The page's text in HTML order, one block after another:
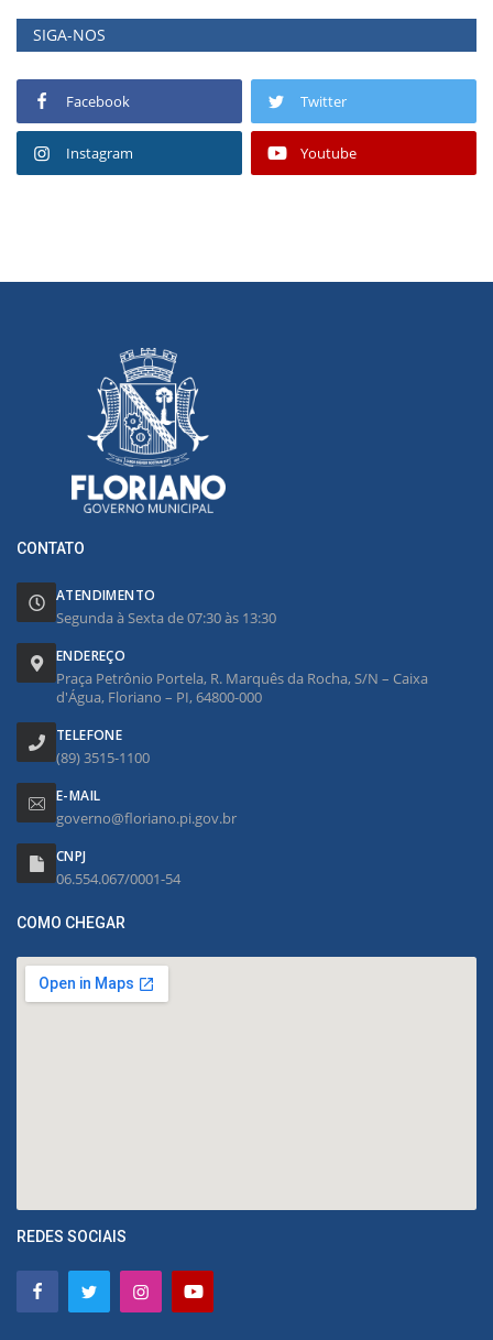
SIGA-NOS
Facebook Twitter
Instagram Youtube
CONTATO
ATENDIMENTO
Segunda à Sexta de 07:30 às 13:30
ENDEREÇO
Praça Petrônio Portela, R. Marquês da Rocha, S/N – Caixa
d'Água, Floriano – PI, 64800-000
TELEFONE
(89) 3515-1100
E-MAIL
governo@floriano.pi.gov.br
CNPJ
06.554.067/0001-54
COMO CHEGAR
REDES SOCIAIS